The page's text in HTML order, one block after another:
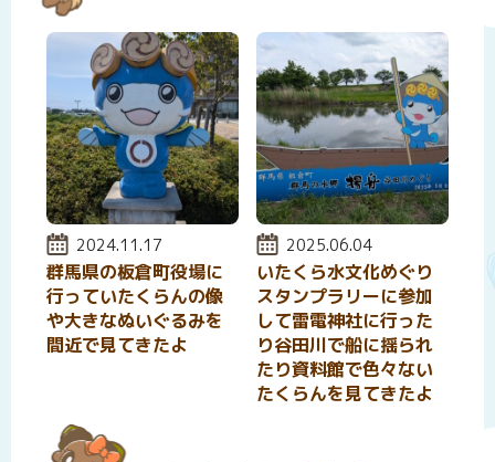
投稿日:
2024.11.17
群馬県の板倉町役場に
行っていたくらんの像
や大きなぬいぐるみを
間近で見てきたよ
投稿日:
2025.06.04
いたくら水文化めぐり
スタンプラリーに参加
して雷電神社に行った
り谷田川で船に揺られ
たり資料館で色々ない
たくらんを見てきたよ